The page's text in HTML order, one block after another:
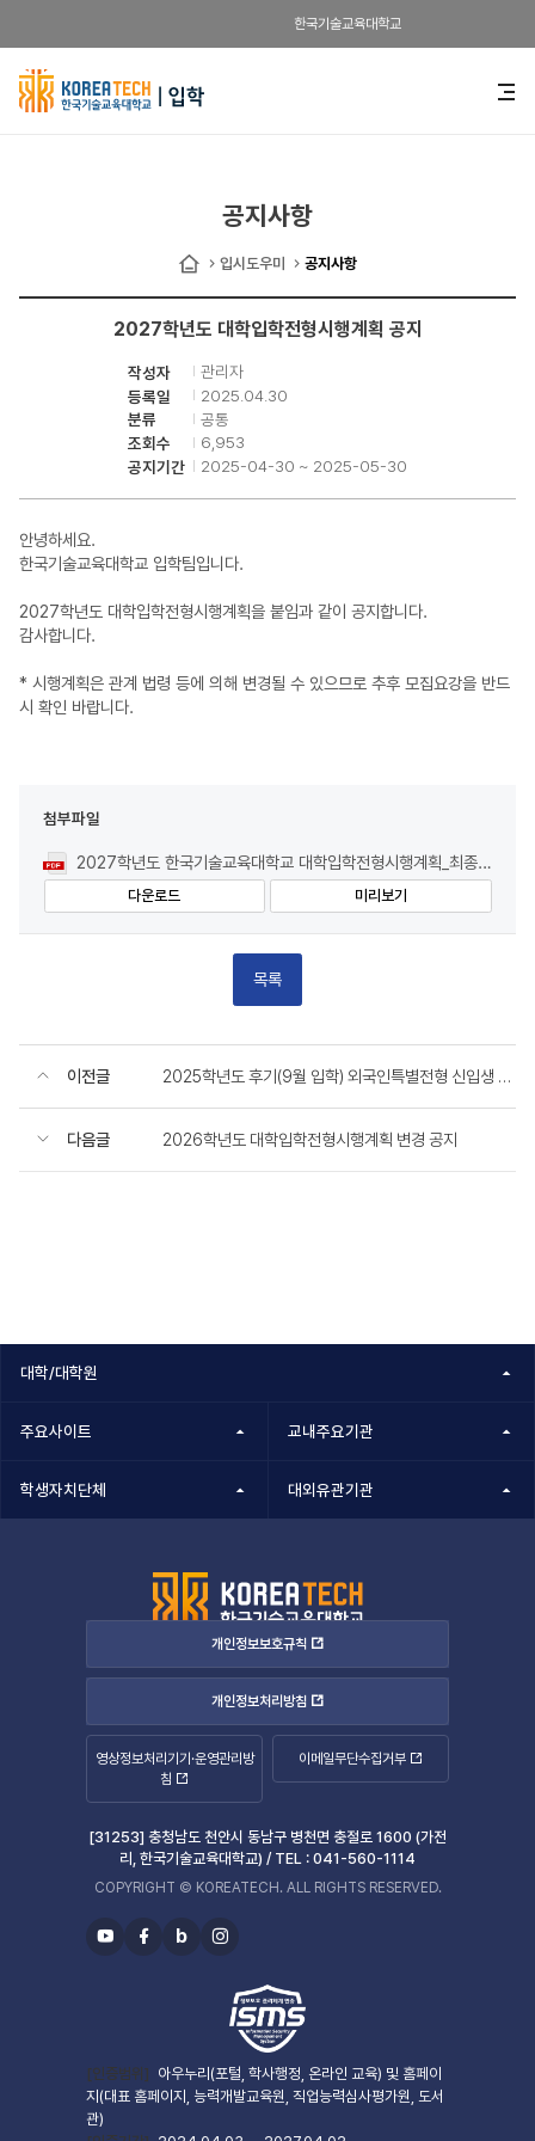
한국기술교육대학교
한
육
전
입시도우미 공지사항
공지사항
2027학년도 대학입학전형시행계획 공지
작성자
관리자
등록일
2025.04.30
분류
공통
조회수
6,953
공지기간
2025-04-30 ~ 2025-05-30
안녕하세요.
한국기술교육대학교 입학팀입니다.
2027학년도 대학입학전형시행계획을 붙임과 같이 공지합니다.
감사합니다.
* 시행계획은 관계 법령 등에 의해 변경될 수 있으므로 추후 모집요강을 반드
시 확인 바랍니다.
첨부파일
2027학년도 한국기술교육대학교 대학입학전형시행계획_최종.pdf
다운로드 미리보기
목록
이전글 2025학년도 후기(9월 입학) 외국인특별전형 신입생 모집요강 공지
다음글 2026학년도 대학입학전형시행계획 변경 공지
대학/대학원
주요사이트 교내주요기관
학생자치단체 대외유관기관
개인정보보호규칙
개인정보처리방침
영상정보처리기기·운영관리방
침
이메일무단수집거부
[31253] 충청남도 천안시 동남구 병천면 충절로 1600 (가전
리, 한국기술교육대학교) / TEL : 041-560-1114
COPYRIGHT © KOREATECH. ALL RIGHTS RESERVED.
유
페
b
블
인
타
그
[인증범위] 아우누리(포털, 학사행정, 온라인 교육) 및 홈페이
지(대표 홈페이지, 능력개발교육원, 직업능력심사평가원, 도서
관)